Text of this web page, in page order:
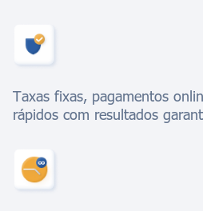
Taxas fixas, pagamentos
rápidos com resultados